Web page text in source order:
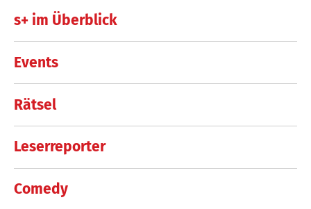
s+ im Überblick
Events
Rätsel
Leserreporter
Comedy